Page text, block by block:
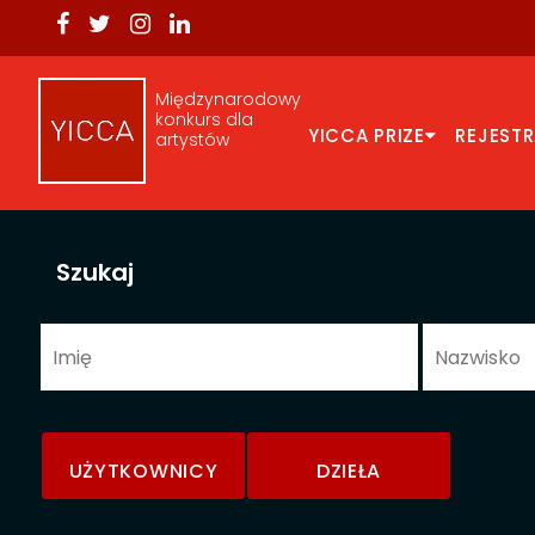
Międzynarodowy
konkurs dla
artystów
YICCA PRIZE
Szukaj
UŻYTKOWNICY DZIEŁA